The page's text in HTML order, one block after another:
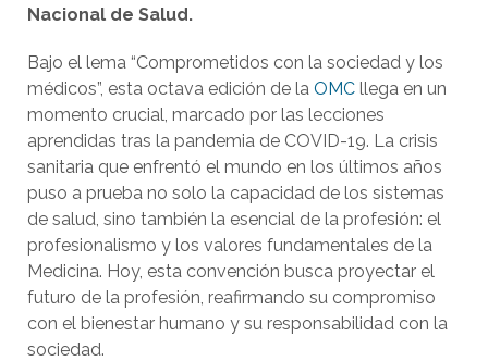
Nacional de Salud.
Bajo el lema “Comprometidos con la sociedad y los
médicos”, esta octava edición de la OMC llega en un
momento crucial, marcado por las lecciones
aprendidas tras la pandemia de COVID-19. La crisis
sanitaria que enfrentó el mundo en los últimos años
puso a prueba no solo la capacidad de los sistemas
de salud, sino también la esencial de la profesión: el
profesionalismo y los valores fundamentales de la
Medicina. Hoy, esta convención busca proyectar el
futuro de la profesión, reafirmando su compromiso
con el bienestar humano y su responsabilidad con la
sociedad.